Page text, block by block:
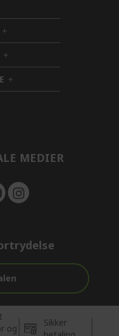
h
i
d
e
n
h
i
d
d
h
i
MEDIER
og
Sikker